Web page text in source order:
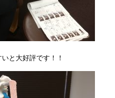
と大好評です！！